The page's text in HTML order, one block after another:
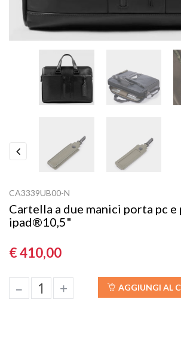
CA3339UB00-N
Cartella a due manici porta pc e
ipad®10,5"
€ 410,00
– + AGGIUNGI AL